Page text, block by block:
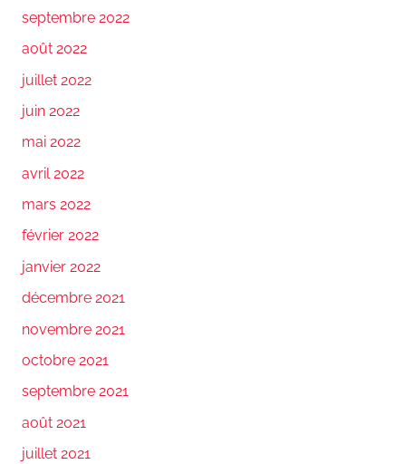
septembre 2022
août 2022
juillet 2022
juin 2022
mai 2022
avril 2022
mars 2022
février 2022
janvier 2022
décembre 2021
novembre 2021
octobre 2021
septembre 2021
août 2021
juillet 2021